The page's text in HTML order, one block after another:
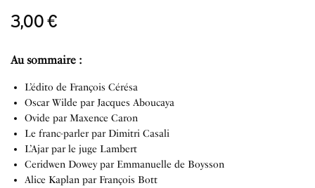
3,00€
Au sommaire :
L’édito de François Cérésa
Oscar Wilde par Jacques Aboucaya
Ovide par Maxence Caron
Le franc-parler par Dimitri Casali
L’Ajar par le juge Lambert
Ceridwen Dowey par Emmanuelle de Boysson
Alice Kaplan par François Bott